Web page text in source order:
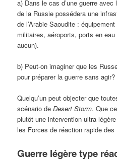
a) Dans le cas d’une guerre
de la Russie possédera une
de l’Arabie Saoudite :
militaires, aéroports, ports en
aucun).
b) Peut-on imaginer que les
pour préparer la guerre sans
Quelqu’un peut objecter que
scénario deDesert Storm. Que
plutôt une intervention ultra-
les Forces de réaction rapide des
Guerre légère type